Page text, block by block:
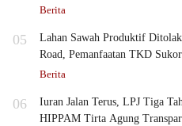
Berita
05
Lahan Sawah Produktif
Road, Pemanfaatan TKD
Berita
06
Iuran Jalan Terus, LPJ Tiga
HIPPAM Tirta Agung